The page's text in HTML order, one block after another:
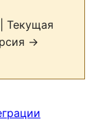
| Текущая
→